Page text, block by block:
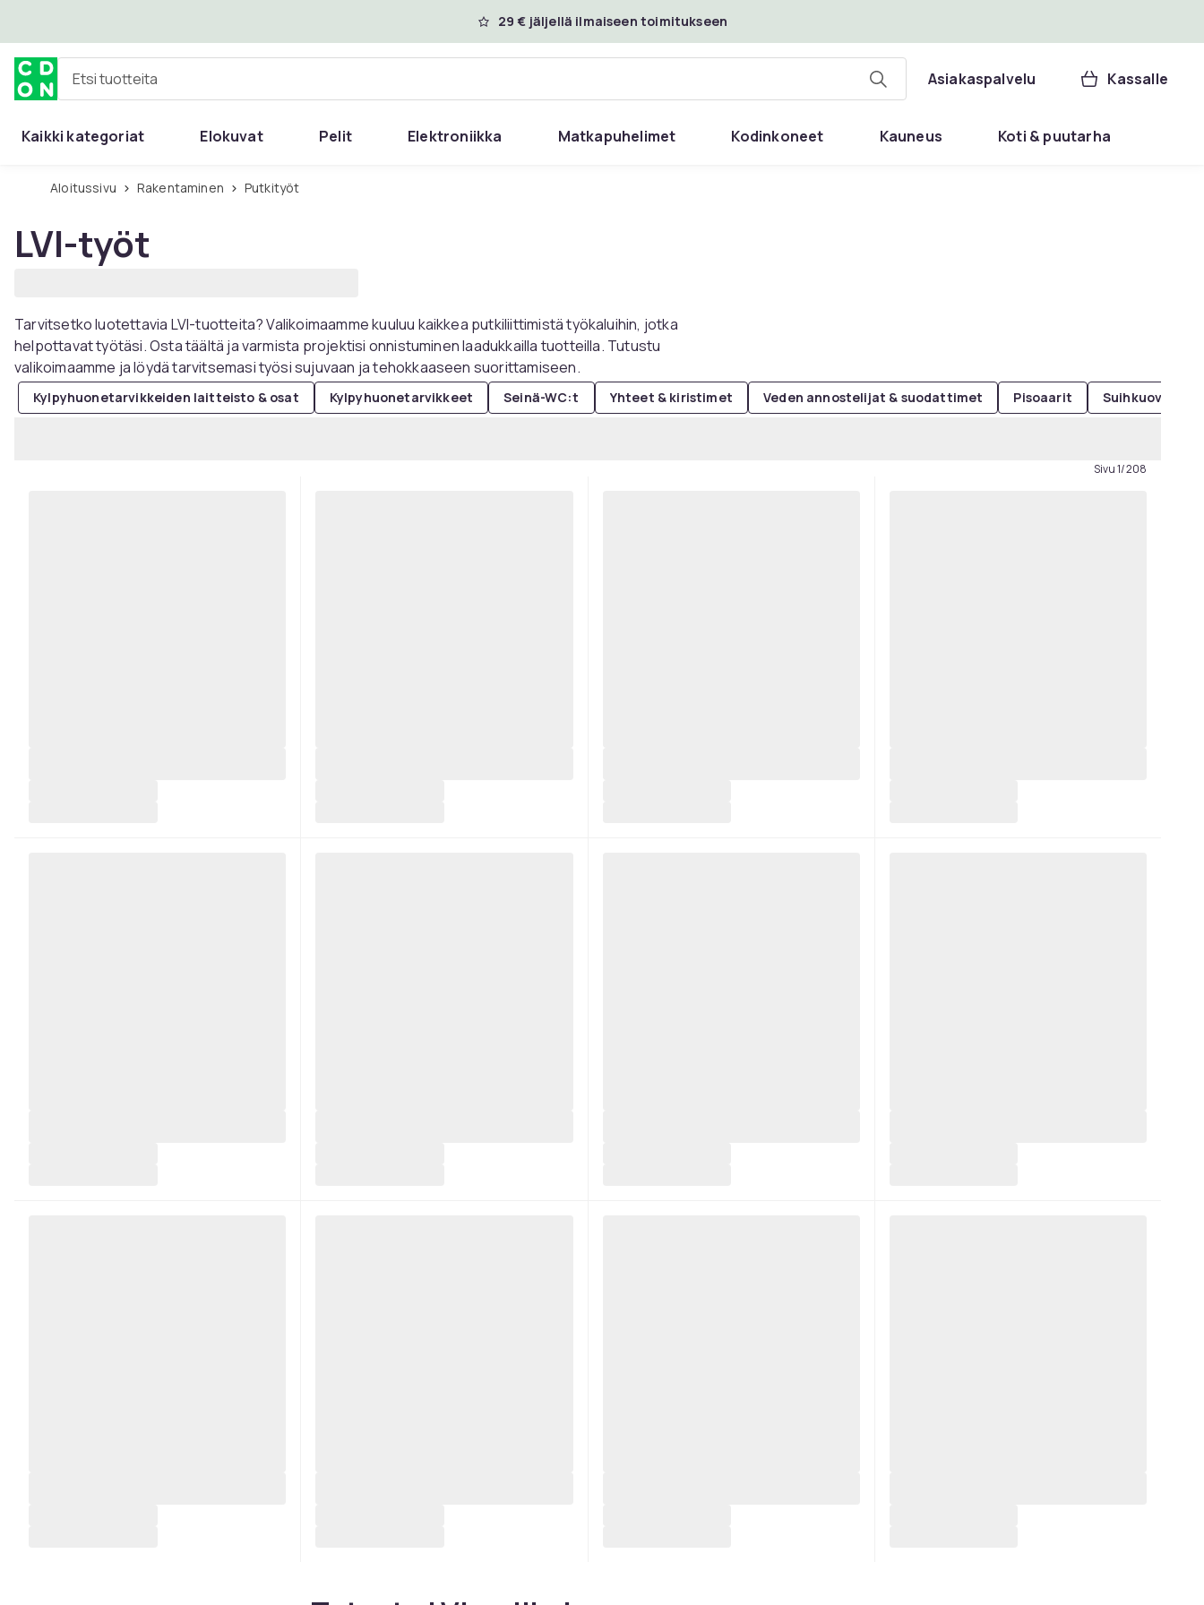
29 € jäljellä ilmaiseen toimitukseen
Etsi tuotteita Asiakaspalvelu Kassalle
Kaikki kategoriat Elokuvat Pelit Elektroniikka Matkapuhelimet Kodinkoneet Kauneus Koti & puutarha
Aloitussivu Rakentaminen Putkityöt
LVI-työt
Tarvitsetko luotettavia LVI-tuotteita? Valikoimaamme kuuluu kaikkea putkiliittimistä työkaluihin, jotka
helpottavat työtäsi. Osta täältä ja varmista projektisi onnistuminen laadukkailla tuotteilla. Tutustu
valikoimaamme ja löydä tarvitsemasi työsi sujuvaan ja tehokkaaseen suorittamiseen.
Kylpyhuonetarvikkeiden laitteisto & osat Kylpyhuonetarvikkeet Seinä-WC:t Yhteet & kiristimet Veden annostelijat & suodattimet Pisoaarit Suihkuovet & -
Sivu 1/208